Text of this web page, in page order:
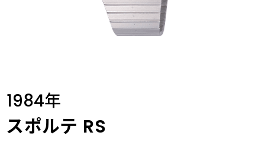
1984年
スポルテ RS